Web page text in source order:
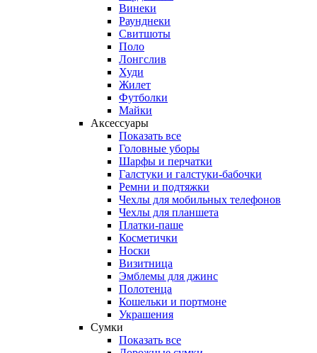
Винеки
Раунднеки
Свитшоты
Поло
Лонгслив
Худи
Жилет
Футболки
Майки
Аксессуары
Показать все
Головные уборы
Шарфы и перчатки
Галстуки и галстуки-бабочки
Ремни и подтяжки
Чехлы для мобильных телефонов
Чехлы для планшета
Платки-паше
Косметички
Носки
Визитница
Эмблемы для джинс
Полотенца
Кошельки и портмоне
Украшения
Сумки
Показать все